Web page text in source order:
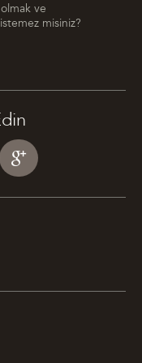
ve
misiniz?